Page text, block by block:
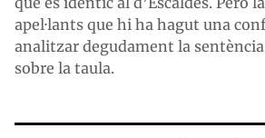
apel·lants que hi ha hagut una
analitzar degudament la sentència
sobre la taula.